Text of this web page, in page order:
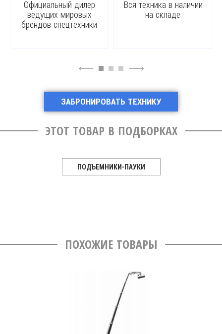
Официальный дилер
ведущих мировых
брендов спецтехники
Вся техника в наличии
на складе
4 6
ЗАБРОНИРОВАТЬ ТЕХНИКУ
ЭТОТ ТОВАР В ПОДБОРКАХ
ПОДЪЕМНИКИ-ПАУКИ
ПОХОЖИЕ ТОВАРЫ